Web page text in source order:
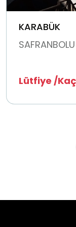
KARABÜK
SAFRANBOLU
Lütfiye /